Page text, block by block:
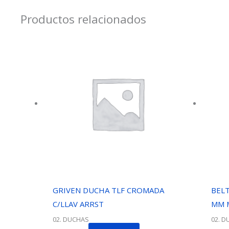
Productos relacionados
GRIVEN DUCHA TLF CROMADA
C/LLAV ARRST
02. DUCHAS
MM
02.